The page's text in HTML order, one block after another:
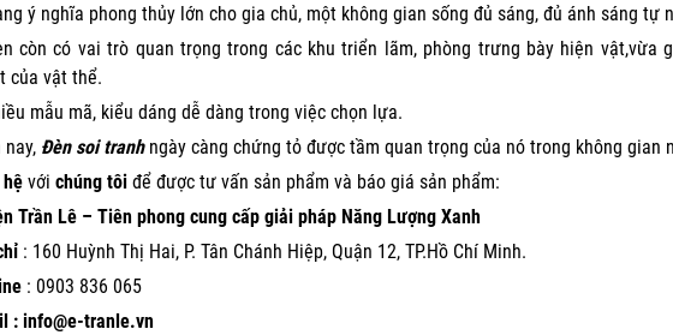
ý nghĩa phong thủy lớn cho gia chủ, một không gian sống đủ sáng, đủ ánh sáng tự
còn có vai trò quan trọng trong các khu triển lãm, phòng trưng bày hiện vật,vừa
của vật thể.
mẫu mã, kiểu dáng dễ dàng trong việc chọn lựa.
nay, Đèn soi tranhngày càng chứng tỏ được tầm quan trọng của nó trong không gian
hệ với chúng tôi để được tư vấn sản phẩm và báo giá sản phẩm:
Trần Lê – Tiên phong cung cấp giải pháp Năng Lượng Xanh
: 160 Huỳnh Thị Hai, P. Tân Chánh Hiệp, Quận 12, TP.Hồ Chí Minh.
: 0903 836 065
: info@e-tranle.vn